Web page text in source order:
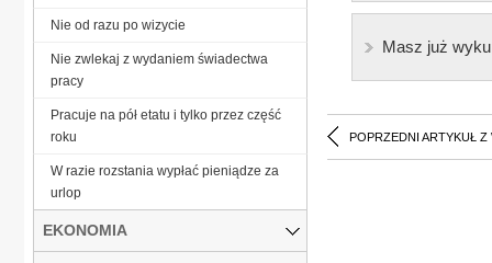
Masz już
POPRZEDNI ARTYKUŁ Z
Nie od razu po wizycie
Nie zwlekaj z wydaniem świadectwa
pracy
Pracuje na pół etatu i tylko przez część
roku
W razie rozstania wypłać pieniądze za
urlop
EKONOMIA